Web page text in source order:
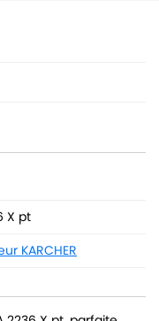
X pt
KARCHER